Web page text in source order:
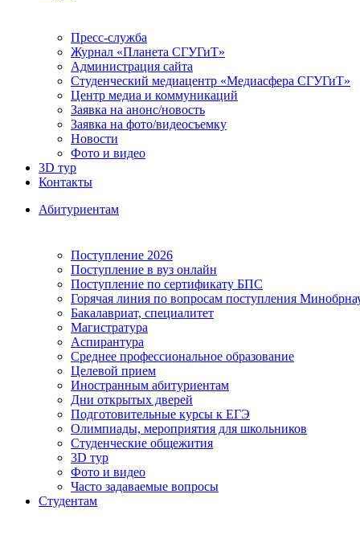
Пресс-служба
Журнал «Планета СГУГиТ»
Администрация сайта
Студенческий медиацентр «Медиасфера СГУГиТ»
Центр медиа и коммуникаций
Заявка на анонс/новость
Заявка на фото/видеосъемку
Новости
Фото и видео
3D тур
Контакты
Абитуриентам
Поступление 2026
Поступление в вуз онлайн
Поступление по сертификату БПС
Горячая линия по вопросам поступления
Бакалавриат, специалитет
Магистратура
Аспирантура
Среднее профессиональное образование
Целевой прием
Иностранным абитуриентам
Дни открытых дверей
Подготовительные курсы к ЕГЭ
Олимпиады, мероприятия для школьников
Студенческие общежития
3D тур
Фото и видео
Часто задаваемые вопросы
Студентам